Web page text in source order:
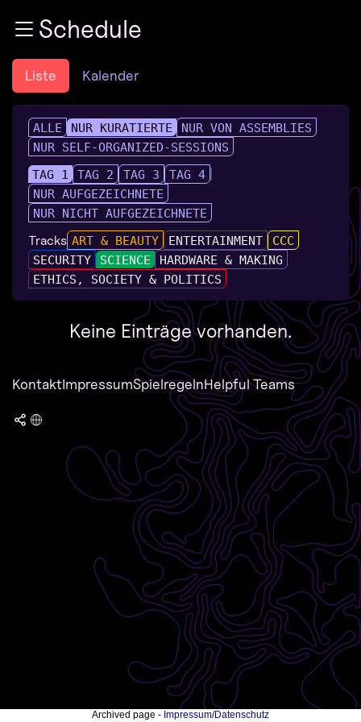
Zum InhaltSchedule
Liste Kalender
ALLE NUR KURATIERTE
NUR VON ASSEMBLIES
NUR SELF-ORGANIZED-SESSIONS
TAG 1
TAG 2 TAG 3
TAG 4
NUR AUFGEZEICHNETE
NUR NICHT AUFGEZEICHNETE
Tracks ART & BEAUTY ENTERTAINMENT
CCC
SECURITY
SCIENCE
HARDWARE & MAKING
ETHICS, SOCIETY & POLITICS
Keine Einträge vorhanden.
KontaktImpressumSpielregelnHelpful Teams
Archived page - Impressum/Datenschutz